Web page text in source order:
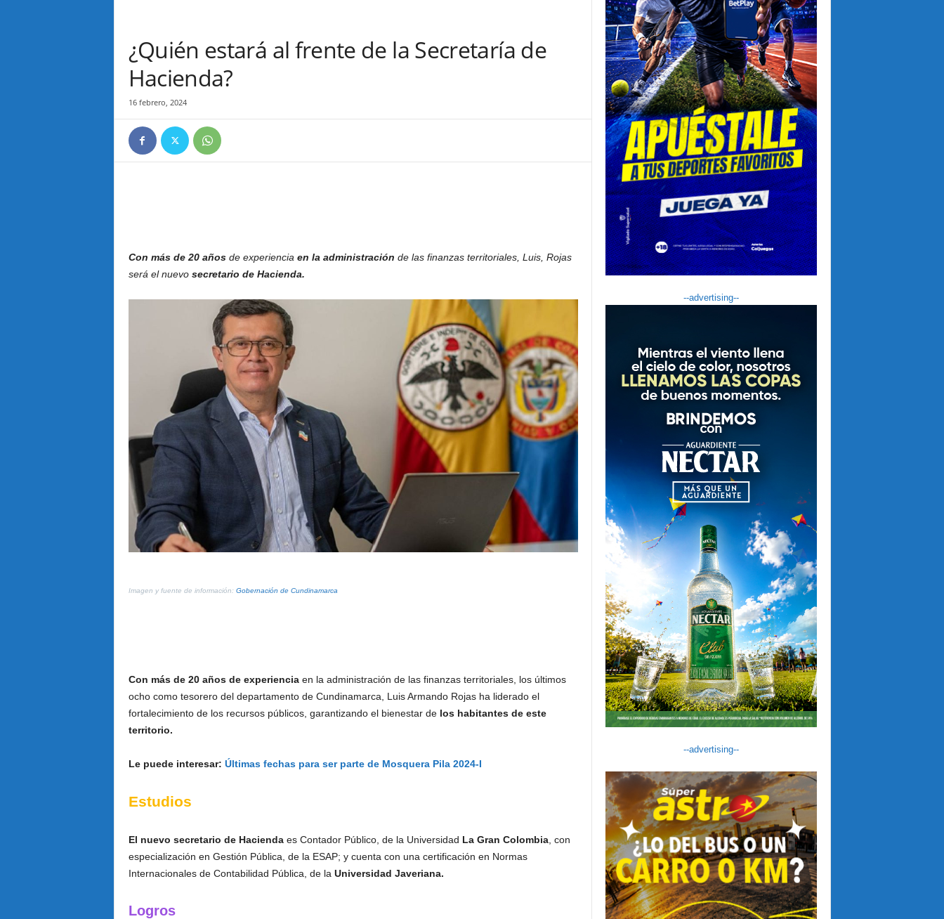
¿Quién estará al frente de la Secretaría de
Hacienda?
16 febrero, 2024
Con más de 20 añosde experiencia en la administración de las finanzas territoriales, Luis, Rojas
será el nuevosecretario de Hacienda.
Imagen y fuente de información: Gobernación de Cundinamarca
Con más de 20 años de experienciaen la administración de las finanzas territoriales, los últimos
ocho como tesorero del departamento de Cundinamarca, Luis Armando Rojas ha liderado el
fortalecimiento de los recursos públicos, garantizando el bienestar delos habitantes de este
territorio.
Le puede interesar: Últimas fechas para ser parte de Mosquera Pila 2024-I
Estudios
El nuevo secretario de Hacienda es Contador Público, de la Universidad La Gran Colombia, con
especialización en Gestión Pública, de la ESAP; y cuenta con una certificación en Normas
Internacionales de Contabilidad Pública, de la Universidad Javeriana.
Logros
--advertising--
--advertising--